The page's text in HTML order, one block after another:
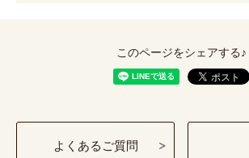
このページをシェアする♪
よくあるご質問